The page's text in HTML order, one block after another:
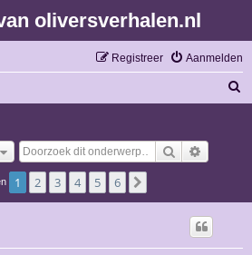
oliversverhalen.nl
Aanmelden
Registreer
Zoek
1 2 3 4 5 6